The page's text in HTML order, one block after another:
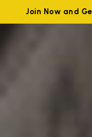
Join Now and